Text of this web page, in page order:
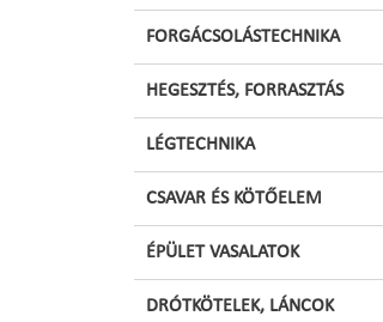
FORGÁCSOLÁSTECHNIKA
HEGESZTÉS, FORRASZTÁS
LÉGTECHNIKA
CSAVAR ÉS KÖTŐELEM
ÉPÜLET VASALATOK
DRÓTKÖTELEK, LÁNCOK